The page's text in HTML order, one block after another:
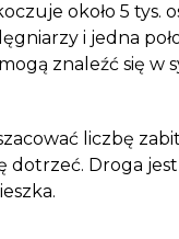
około 5 tys.
i jedna
znaleźć się w
liczbę
dotrzeć. Droga